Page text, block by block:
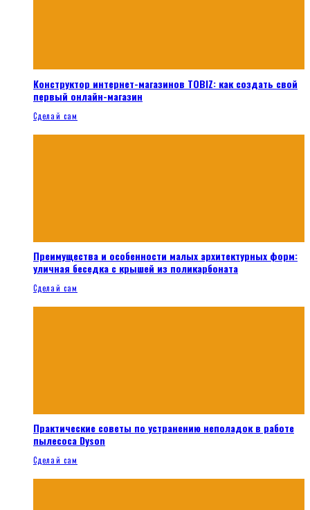
Конструктор интернет-магазинов TOBIZ: как создать свой
первый онлайн-магазин
Сделай сам
Преимущества и особенности малых архитектурных форм:
уличная беседка с крышей из поликарбоната
Сделай сам
Практические советы по устранению неполадок в работе
пылесоса Dyson
Сделай сам